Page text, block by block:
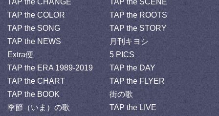
TAP the CHANGE
TAP the SCENE
TAP the COLOR
TAP the ROOTS
TAP the SONG
TAP the STORY
TAP the NEWS
月刊キヨシ
Extra便
5 PICS
TAP the ERA 1989-2019
TAP the DAY
TAP the CHART
TAP the FLYER
TAP the BOOK
街の歌
季節（いま）の歌
TAP the LIVE